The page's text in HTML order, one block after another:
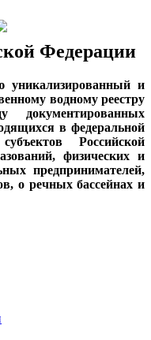
Федерации
уникализированный и
водному реестру
документированных
в федеральной
Российской
физических и
предпринимателей,
о речных бассейнах и